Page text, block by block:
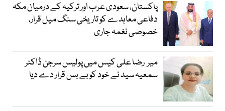
پاکستان، سعودی عرب اور ترکیہ کے درمیان مکہ
دفاعی معاہدے کو تاریخی سنگ میل قرار،
خصوصی نغمہ جاری
میر رضا علی کیس میں پولیس سرجن ڈاکٹر
سمعیہ سید نے خود کو بے بس قرار دے دیا